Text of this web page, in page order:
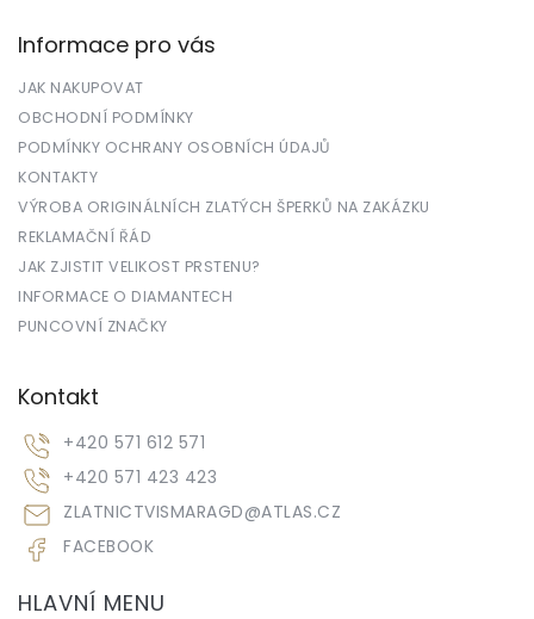
Informace pro vás
JAK NAKUPOVAT
OBCHODNÍ PODMÍNKY
PODMÍNKY OCHRANY OSOBNÍCH ÚDAJŮ
KONTAKTY
VÝROBA ORIGINÁLNÍCH ZLATÝCH ŠPERKŮ NA ZAKÁZKU
REKLAMAČNÍ ŘÁD
JAK ZJISTIT VELIKOST PRSTENU?
INFORMACE O DIAMANTECH
PUNCOVNÍ ZNAČKY
Kontakt
ZLATNICTVISMARAGD@ATLAS.CZ
+420 571 612 571
+420 571 423 423
FACEBOOK
HLAVNÍ MENU